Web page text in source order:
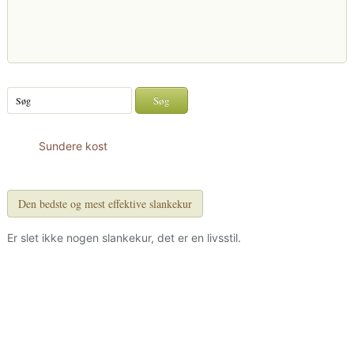
Sundere kost
Den bedste og mest effektive slankekur
Er slet ikke nogen slankekur, det er en livsstil.